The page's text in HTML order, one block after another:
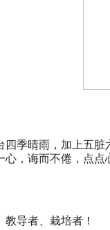
季晴雨，加上五
，诲而不倦，点点
导者、栽培者！